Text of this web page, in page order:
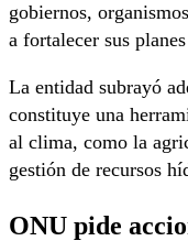
gobiernos,
a fortalecer sus
La entidad subrayó
constituye una
al clima, como la
gestión de recursos
ONU pide